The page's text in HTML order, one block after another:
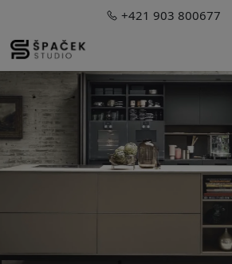
+421 903 800677